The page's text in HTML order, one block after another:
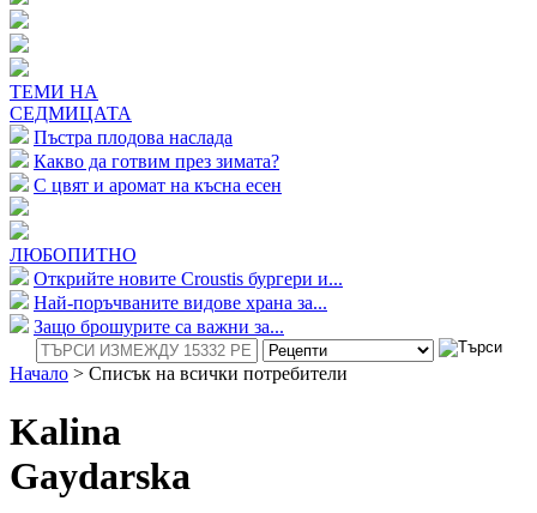
ТЕМИ НА
СЕДМИЦАТА
Пъстра плодова наслада
Какво да готвим през зимата?
С цвят и аромат на късна есен
ЛЮБОПИТНО
Открийте новите Croustis бургери и...
Най-поръчваните видове храна за...
Защо брошурите са важни за...
Начало > Списък на всички потребители
Kalina
Gaydarska